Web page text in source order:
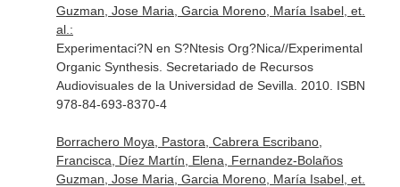
Guzman, Jose Maria, Garcia Moreno, María Isabel, et.
al.:
Experimentaci?N en S?Ntesis Org?Nica//Experimental
Organic Synthesis. Secretariado de Recursos
Audiovisuales de la Universidad de Sevilla. 2010. ISBN
978-84-693-8370-4
Borrachero Moya, Pastora, Cabrera Escribano,
Francisca, Díez Martín, Elena, Fernandez-Bolaños
Guzman, Jose Maria, Garcia Moreno, María Isabel, et.